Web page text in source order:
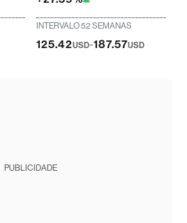
INTERVALO 52 SEMANAS
125.42USD-187.57USD
PUBLICIDADE